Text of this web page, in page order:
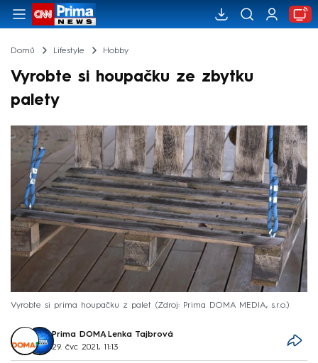
Domů Lifestyle Hobby
Vyrobte si houpačku ze zbytku
palety
Vyrobte si prima houpačku z palet Zdroj: Prima DOMA MEDIA, s.r.o.
Prima DOMA, Lenka Tajbrová
29. čvc 2021, 11:13